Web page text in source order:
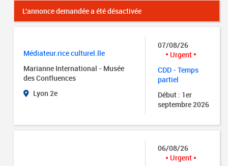
L'annonce demandée a été désactivée
Médiateur.rice culturel.lle
Marianne International - Musée
des Confluences
Lyon 2e
07/08/26
Urgent
CDD - Temps
partiel
Début : 1er
septembre 2026
06/08/26
Urgent